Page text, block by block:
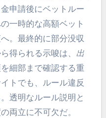
申請後にベットルー
一時的な高額ベット
。最終的に部分没収
得られる示唆は、 出
細部まで確認する重
トでも、ルール違反
透明なルール説明と
両立に不可欠だ。